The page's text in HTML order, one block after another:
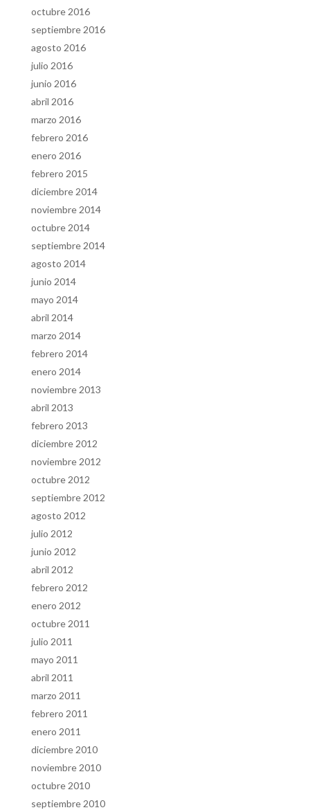
octubre 2016
septiembre 2016
agosto 2016
julio 2016
junio 2016
abril 2016
marzo 2016
febrero 2016
enero 2016
febrero 2015
diciembre 2014
noviembre 2014
octubre 2014
septiembre 2014
agosto 2014
junio 2014
mayo 2014
abril 2014
marzo 2014
febrero 2014
enero 2014
noviembre 2013
abril 2013
febrero 2013
diciembre 2012
noviembre 2012
octubre 2012
septiembre 2012
agosto 2012
julio 2012
junio 2012
abril 2012
febrero 2012
enero 2012
octubre 2011
julio 2011
mayo 2011
abril 2011
marzo 2011
febrero 2011
enero 2011
diciembre 2010
noviembre 2010
octubre 2010
septiembre 2010